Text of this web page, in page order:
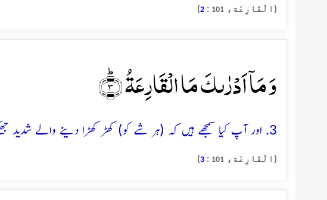
(الْقَارِعَة، 101
:
2
)
وَ مَاۤ اَدۡرٰىکَ مَا الۡقَارِعَۃُ ؕ﴿۳﴾
3. اور آپ کیا سمجھے ہیں کہ (ہر شے کو) کھڑ کھڑا دینے والے شدید جھٹکے اور کڑک سے مراد کیا ہے
(الْقَارِعَة، 101
:
3
)